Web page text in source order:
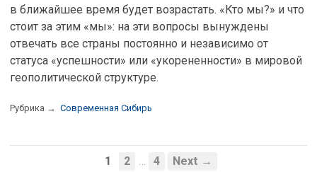
в ближайшее время будет возрастать. «Кто мы?» и что
стоит за этим «мы»: на эти вопросы вынуждены
отвечать все страны постоянно и независимо от
статуса «успешности» или «укорененности» в мировой
геополитической структуре.
Рубрика → Современная Сибирь
1 2 4 Next →